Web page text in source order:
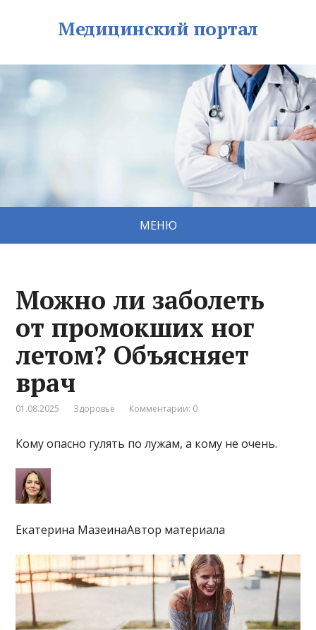
Медицинский портал
МЕНЮ
Можно ли заболеть
от промокших ног
летом? Объясняет
врач
01.08.2025 Здоровье Комментарии: 0
Кому опасно гулять по лужам, а кому не очень.
Екатерина МазеинаАвтор материала